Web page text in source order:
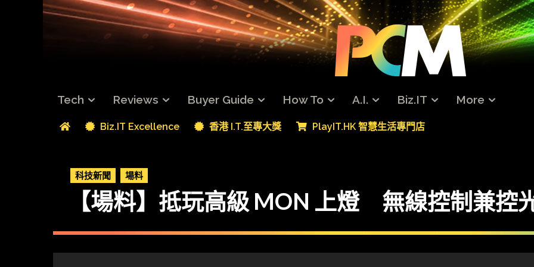
Tech Reviews Buyer Guide How To A.I. Biz.IT More
Biz.IT Excellence 香港 I.T.至專大獎 PlayIT.HK 智慧生活專門店
科技新聞 場料
【場料】抵玩高級 MON 上燈 無線控制兼控